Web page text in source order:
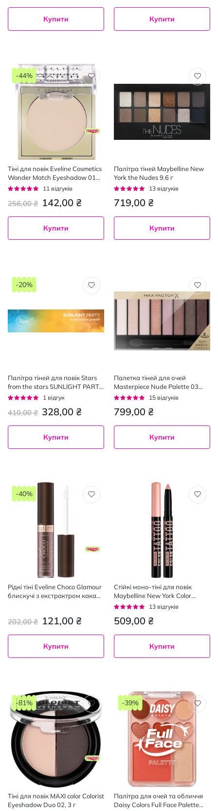
Купити Купити
Тіні для повік Eveline Cosmetics
Wonder Match Eyeshadow 01
Base 3 г
Рейтинг:
11 відгуків
142,00 ₴
256,00 ₴
-44%
Купити
Палітра тіней Maybelline New
York the Nudes 9.6 г
Рейтинг:
13 відгуків
719,00 ₴
Купити
Палітра тіней для повік Stars
from the stars SUNLIGHT PARTY
7.5 г
Рейтинг:
1 відгук
328,00 ₴
410,00 ₴
-20%
Купити
Палетка тіней для очей
Masterpiece Nude Palette 03
Rose Nudes
Рейтинг:
15 відгуків
799,00 ₴
Купити
Рідкі тіні Eveline Choco Glamour
блискучі з екстрактром какао
121,00 ₴
202,00 ₴
-40%
Купити
Cтійкі моно-тіні для повік
Maybelline New York Color
Tattoo в стіку 1.4 г
Рейтинг:
13 відгуків
509,00 ₴
Купити
Тіні для повік MAXI color Colorist
Eyeshadow Duo 02, 3 г
-81%
Палітра для очей та обличчя
Daisy Colors Full Face Palette
-39%